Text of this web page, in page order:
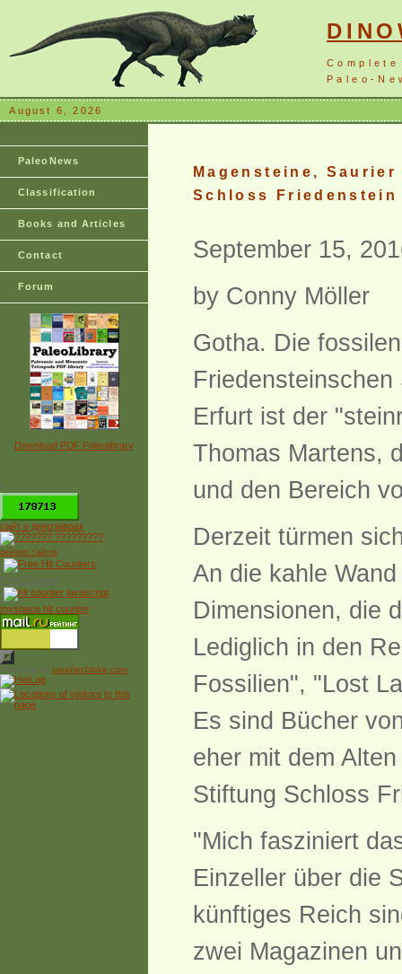
Paleo-
August 6, 2026
PaleoNews
Classification
Books and Articles
Contact
Forum
Download PDF Paleolibrary
*
сайт о динозаврах
рейтинг сайтов
Free Counter
myspace hit counter
Powered by counter.bloke.com
Magensteine,
Schloss
September 15,
by Conny Möller
Gotha. Die
Erfurt ist der
Thomas Martens,
und den Bereich
Derzeit türmen
An die kahle
Dimensionen, die
Lediglich in den
Fossilien", "Lost
Es sind Bücher
eher mit dem
Stiftung Schloss
"Mich fasziniert
Einzeller über die
künftiges Reich
zwei Magazinen